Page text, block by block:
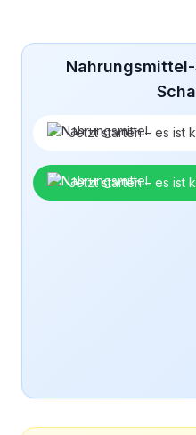
Jetzt starten – es ist
Jetzt starten – es ist